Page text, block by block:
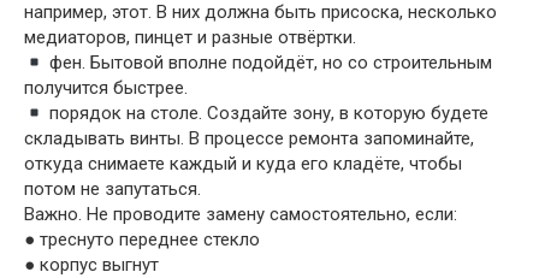
например, этот. В них должна быть присоска, несколько
медиаторов, пинцет и разные отвёртки.
фен. Бытовой вполне подойдёт, но со строительным
получится быстрее.
порядок на столе. Создайте зону, в которую будете
складывать винты. В процессе ремонта запоминайте,
откуда снимаете каждый и куда его кладёте, чтобы
потом не запутаться.
Важно. Не проводите замену самостоятельно, если:
● треснуто переднее стекло
● корпус выгнут